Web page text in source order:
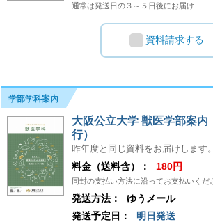
通常は発送日の３～５日後にお届け
資料請求する
学部学科案内
大阪公立大学 獣医学部案内
行）
昨年度と同じ資料をお届けします。
料金（送料含）： 180円
同封の支払い方法に沿ってお支払いくだ
発送方法：
ゆうメール
発送予定日：
明日発送